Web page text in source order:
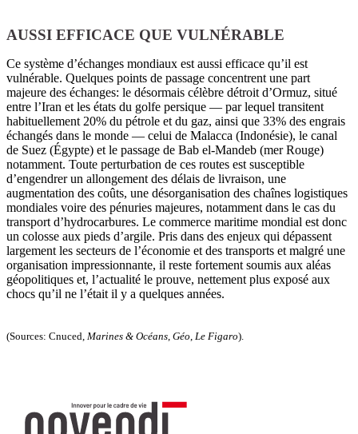
AUSSI EFFICACE QUE VULNÉRABLE
Ce système d’échanges mondiaux est aussi efficace qu’il est
vulnérable. Quelques points de passage concentrent une part
majeure des échanges: le désormais célèbre détroit d’Ormuz, situé
entre l’Iran et les états du golfe persique — par lequel transitent
habituellement 20% du pétrole et du gaz, ainsi que 33% des engrais
échangés dans le monde — celui de Malacca (Indonésie), le canal
de Suez (Égypte) et le passage de Bab el-Mandeb (mer Rouge)
notamment. Toute perturbation de ces routes est susceptible
d’engendrer un allongement des délais de livraison, une
augmentation des coûts, une désorganisation des chaînes logistiques
mondiales voire des pénuries majeures, notamment dans le cas du
transport d’hydrocarbures. Le commerce maritime mondial est donc
un colosse aux pieds d’argile. Pris dans des enjeux qui dépassent
largement les secteurs de l’économie et des transports et malgré une
organisation impressionnante, il reste fortement soumis aux aléas
géopolitiques et, l’actualité le prouve, nettement plus exposé aux
chocs qu’il ne l’était il y a quelques années.
(Sources: Cnuced, Marines & Océans, Géo, Le Figaro).